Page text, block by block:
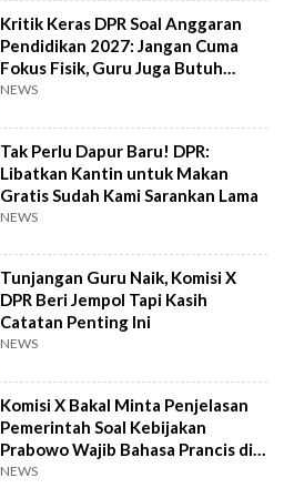
Kritik Keras DPR Soal Anggaran
Pendidikan 2027: Jangan Cuma
Fokus Fisik, Guru Juga Butuh
Sejahtera!
NEWS
Tak Perlu Dapur Baru! DPR:
Libatkan Kantin untuk Makan
Gratis Sudah Kami Sarankan Lama
NEWS
Tunjangan Guru Naik, Komisi X
DPR Beri Jempol Tapi Kasih
Catatan Penting Ini
NEWS
Komisi X Bakal Minta Penjelasan
Pemerintah Soal Kebijakan
Prabowo Wajib Bahasa Prancis di
Sekolah
NEWS